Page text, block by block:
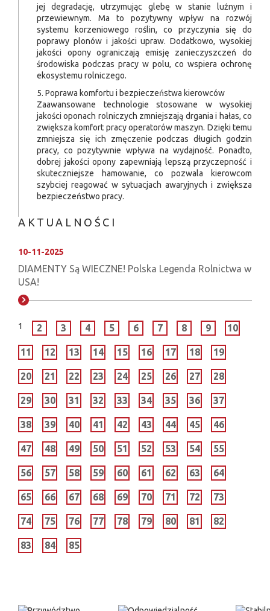
jej degradację, utrzymując glebę w stanie luźnym i
przewiewnym. Ma to pozytywny wpływ na rozwój
systemu korzeniowego roślin, co przyczynia się do
poprawy plonów i jakości upraw. Dodatkowo, wysokiej
jakości opony ograniczają emisję zanieczyszczeń do
środowiska podczas pracy w polu, co wspiera ochronę
ekosystemu rolniczego.
5. Poprawa komfortu i bezpieczeństwa kierowców
Zaawansowane technologie stosowane w wysokiej
jakości oponach rolniczych zmniejszają drgania i hałas, co
zwiększa komfort pracy operatorów maszyn. Dzięki temu
zmniejsza się ich zmęczenie podczas długich godzin
pracy, co pozytywnie wpływa na wydajność. Ponadto,
dobrej jakości opony zapewniają lepszą przyczepność i
skuteczniejsze hamowanie, co pozwala kierowcom
szybciej reagować w sytuacjach awaryjnych i zwiększa
bezpieczeństwo pracy.
AKTUALNOŚCI
10-11-2025
DIAMENTY Są WIECZNE! Polska Legenda Rolnictwa w
USA!
1 2 3 4 5 6 7 8 9 10
11 12 13 14 15 16 17 18 19
20 21 22 23 24 25 26 27 28
29 30 31 32 33 34 35 36 37
38 39 40 41 42 43 44 45 46
47 48 49 50 51 52 53 54 55
56 57 58 59 60 61 62 63 64
65 66 67 68 69 70 71 72 73
74 75 76 77 78 79 80 81 82
83 84 85